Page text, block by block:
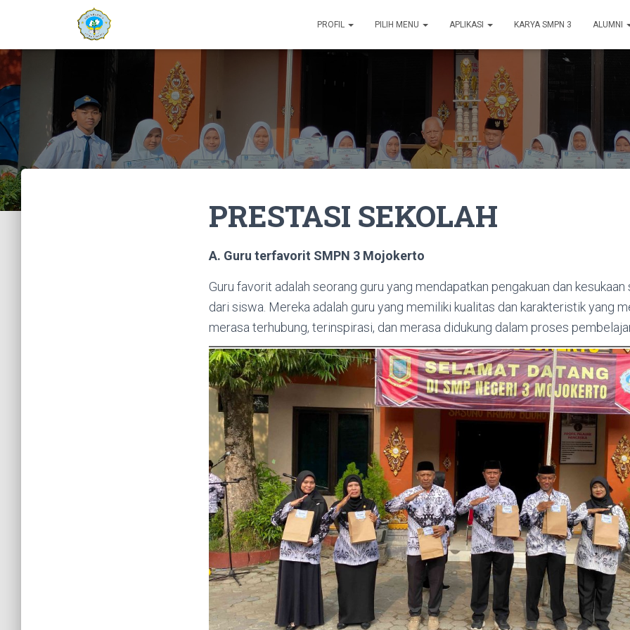
PROFIL PILIH MENU APLIKASI KARYA SMPN 3 ALUMNI
PRESTASI SEKOLAH
A. Guru terfavorit SMPN 3 Mojokerto
Guru favorit adalah seorang guru yang mendapatkan pengakuan dan
dari siswa. Mereka adalah guru yang memiliki kualitas dan karakteristik yang
merasa terhubung, terinspirasi, dan merasa didukung dalam proses